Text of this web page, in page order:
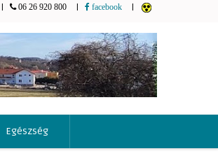
06 26 920 800 facebook
Egészség